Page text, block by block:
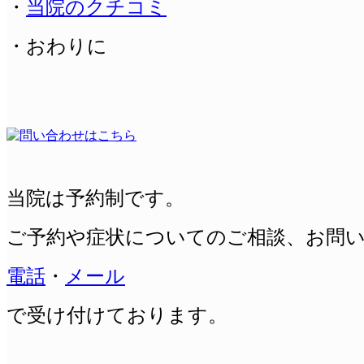
・ 当院のクチコミ
・おわりに
当院は予約制です。
ご予約や症状についてのご相談、 お問
電話 ・ メール
で受け付けております。